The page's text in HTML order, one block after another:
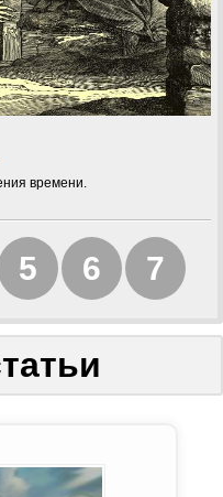
времени.
5 6 7